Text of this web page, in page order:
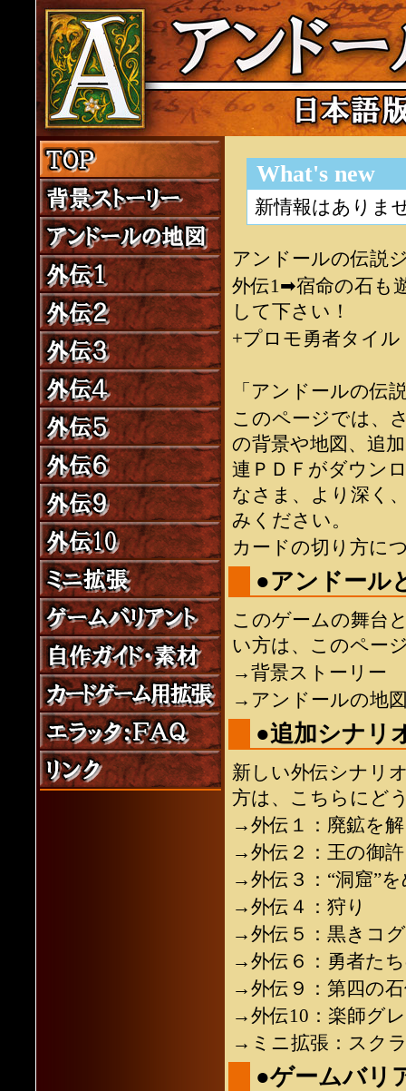
What's new
新情報はありま
アンドールの伝説
外伝1➡宿命の石も
して下さい！
+プロモ勇者タイ
「アンドールの伝
このページでは、
の背景や地図、追
連ＰＤＦがダウン
なさま、より深く
みください。
カードの切り方に
●アンドール
このゲームの舞台
い方は、このペー
→背景ストーリー
→アンドールの地
●追加シナリ
新しい外伝シナリ
方は、こちらにど
→外伝１：廃鉱を
→外伝２：王の御
→外伝３：“洞窟”
→外伝４：狩り
→外伝５：黒きコ
→外伝６：勇者た
→外伝９：第四の
→外伝10：楽師グ
→ミニ拡張：スク
●ゲームバリ